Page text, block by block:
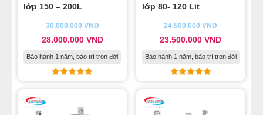
lớp 150 – 200L
30.000.000VND
28.000.000 VND
Bảo hành 1 năm, bảo trì trọn đời
lớp 80- 120 Lit
24.500.000VND
23.500.000VND
Bảo hành 1 năm, bảo trì trọn đời